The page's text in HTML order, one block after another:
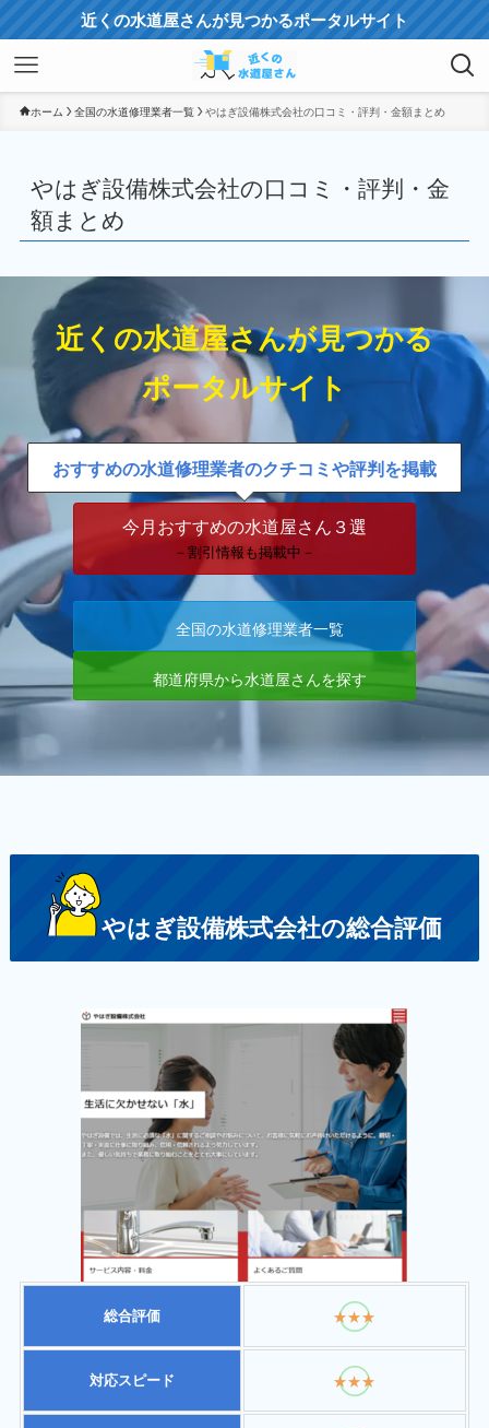
近くの水道屋さんが見つかるポータルサイト
ホーム 全国の水道修理業者一覧 やはぎ設備株式会社の口コミ・評判・金額まとめ
やはぎ設備株式会社の口コミ・評判・金
額まとめ
近くの水道屋さんが見つかる
ポータルサイト
おすすめの水道修理業者のクチコミや評判を掲載
今月おすすめの水道屋さん３選
－割引情報も掲載中－
全国の水道修理業者一覧
都道府県から水道屋さんを探す
やはぎ設備株式会社の総合評価
総合評価 ★★★
対応スピード ★★★